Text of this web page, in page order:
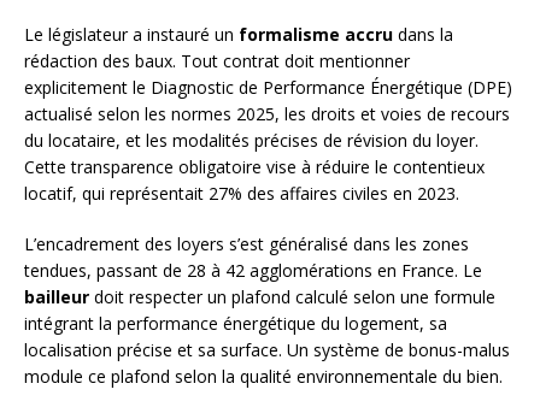
Le législateur a instauré un formalisme accru dans la
rédaction des baux. Tout contrat doit mentionner
explicitement le Diagnostic de Performance Énergétique (DPE)
actualisé selon les normes 2025, les droits et voies de recours
du locataire, et les modalités précises de révision du loyer.
Cette transparence obligatoire vise à réduire le contentieux
locatif, qui représentait 27% des affaires civiles en 2023.
L’encadrement des loyers s’est généralisé dans les zones
tendues, passant de 28 à 42 agglomérations en France. Le
bailleur doit respecter un plafond calculé selon une formule
intégrant la performance énergétique du logement, sa
localisation précise et sa surface. Un système de bonus-malus
module ce plafond selon la qualité environnementale du bien.